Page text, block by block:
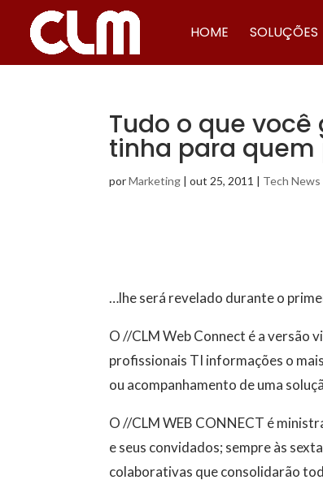
HOME SOLUÇÕES
Tudo o que você
tinha para quem
porMarketing |out 25, 2011 | Tech News
…lhe será revelado durante o
O //CLM Web Connect é a versão
profissionais TI informações o
ou acompanhamento de uma
O //CLM WEB CONNECT é
e seus convidados; sempre às
colaborativas que consolidarão